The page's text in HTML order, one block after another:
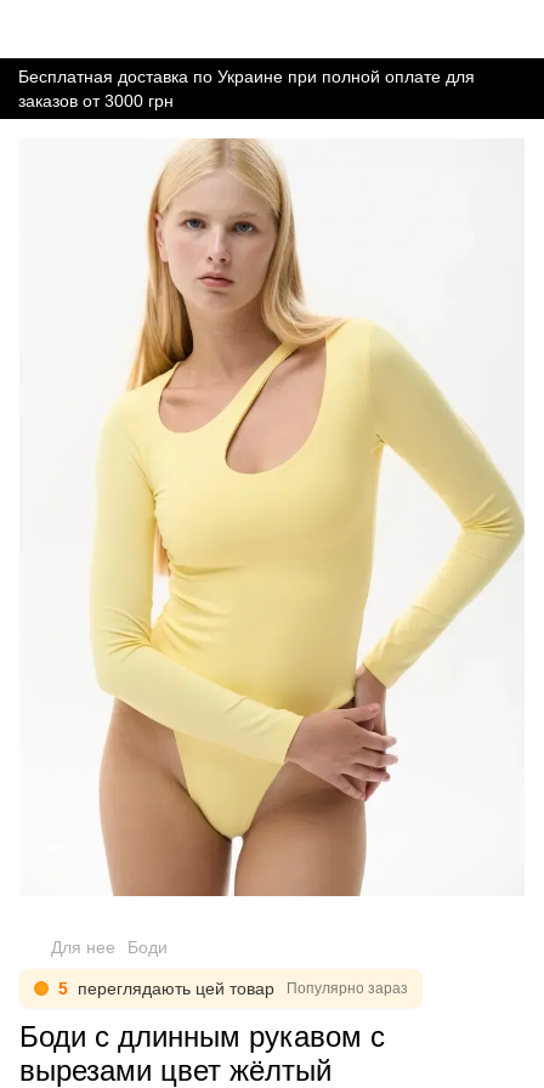
Бесплатная доставка по Украине при полной оплате для
заказов от 3000 грн
Для нее Боди
5 переглядають цей товар Популярно зараз
Боди с длинным рукавом с
вырезами цвет жёлтый